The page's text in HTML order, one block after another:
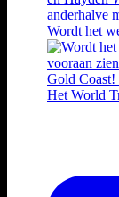
Wordt het
Het World